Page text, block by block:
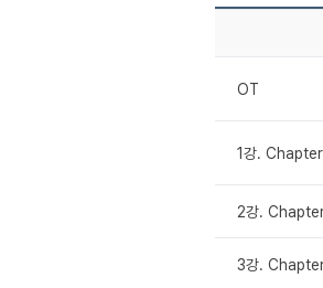
OT
1강. Chapter
2강. Chapter
3강.